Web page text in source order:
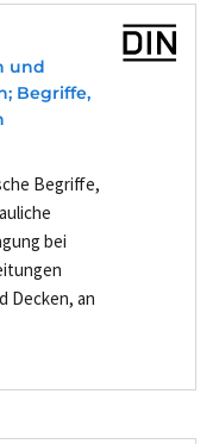
und
Begriffe,
Begriffe,
bei
Decken, an